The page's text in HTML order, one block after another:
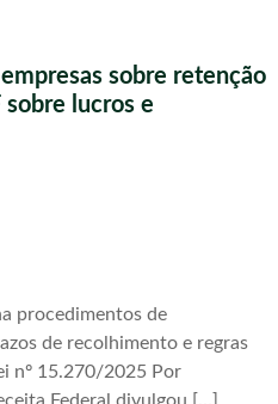
sobre retenção
lucros e
procedimentos de
de recolhimento e regras
nº 15.270/2025 Por